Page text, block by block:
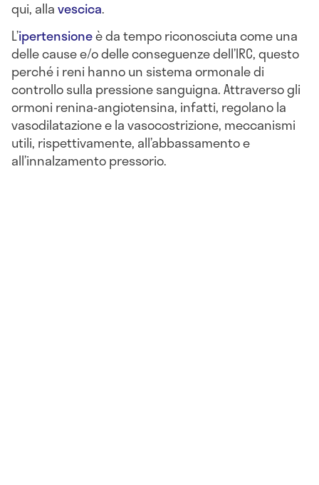
qui, allavescica.
L’ipertensioneè da tempo riconosciuta come una
delle cause e/o delle conseguenze dell’IRC, questo
perché i reni hanno un sistema ormonale di
controllo sulla pressione sanguigna. Attraverso gli
ormoni renina-angiotensina, infatti, regolano la
vasodilatazione e la vasocostrizione, meccanismi
utili, rispettivamente, all’abbassamento e
all’innalzamento pressorio.